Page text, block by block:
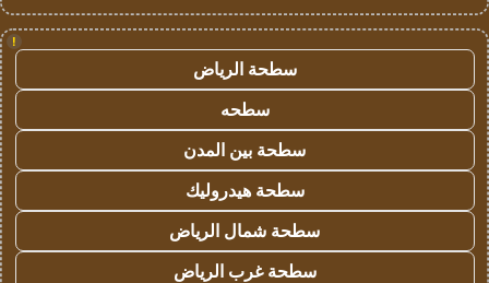
!
سطحة الرياض
سطحه
سطحة بين المدن
سطحة هيدروليك
سطحة شمال الرياض
سطحة غرب الرياض